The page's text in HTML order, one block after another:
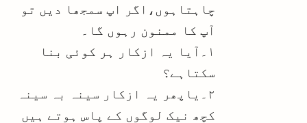
چاہتاہوں،اگر اپ سمجھا دیں تو
آپ کا ممنون رہوں گا۔
۱۔آیا یہ ازکار ہر کوئی بنا
سکتاہے؟
۲۔یاپھر یہ ازکار سینہ بہ سینہ
کچھ نیک لوگوں کے پاس ہوتے ہیں